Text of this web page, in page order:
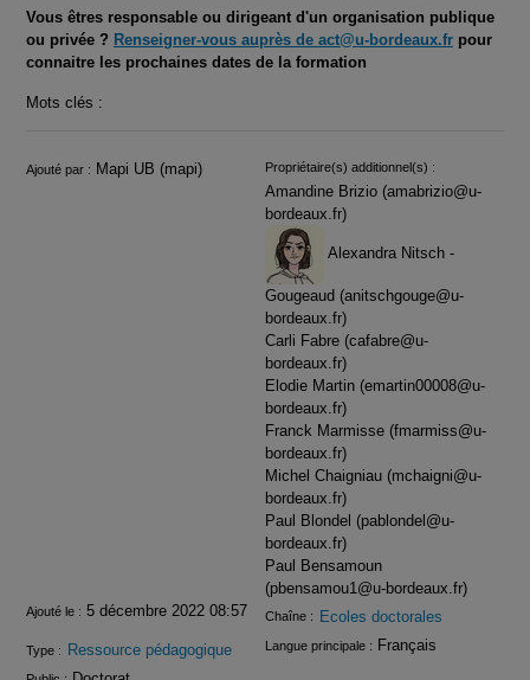
Vous êtres responsable ou dirigeant d'un organisation publique
ou privée ? Renseigner-vous auprès de act@u-bordeaux.fr pour
connaitre les prochaines dates de la formation
Mots clés :
Infos
Ajouté par : Mapi UB (mapi) Propriétaire(s) additionnel(s) :
Amandine Brizio (amabrizio@u-
bordeaux.fr)
Alexandra Nitsch -
Gougeaud (anitschgouge@u-
bordeaux.fr)
Carli Fabre (cafabre@u-
bordeaux.fr)
Elodie Martin (emartin00008@u-
bordeaux.fr)
Franck Marmisse (fmarmiss@u-
bordeaux.fr)
Michel Chaigniau (mchaigni@u-
bordeaux.fr)
Paul Blondel (pablondel@u-
bordeaux.fr)
Paul Bensamoun
(pbensamou1@u-bordeaux.fr)
Ajouté le : 5 décembre 2022 08:57 Chaîne : Ecoles doctorales
Type : Ressource pédagogique Langue principale : Français